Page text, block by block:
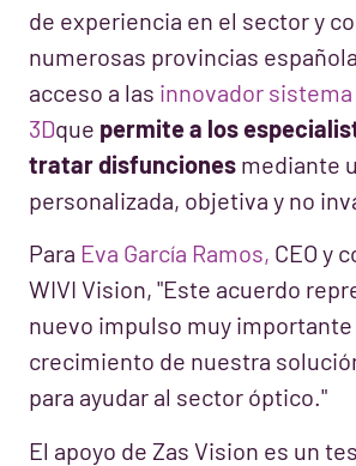
de experiencia en el sector y
numerosas provincias
acceso a las innovador
3Dque permite a los
tratar disfunciones mediante
personalizada, objetiva y no
Para Eva García Ramos, CEO y
WIVI Vision, "Este acuerdo
nuevo impulso muy importante
crecimiento de nuestra
para ayudar al sector óptico."
El apoyo de Zas Vision es un